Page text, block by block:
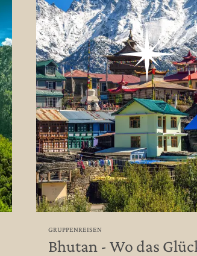
GRUPPENREISEN
Bhutan - Wo das